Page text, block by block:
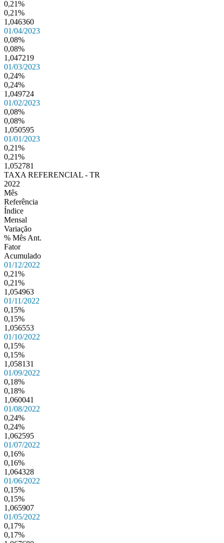
0,21%
0,21%
1,046360
01/04/2023
0,08%
0,08%
1,047219
01/03/2023
0,24%
0,24%
1,049724
01/02/2023
0,08%
0,08%
1,050595
01/01/2023
0,21%
0,21%
1,052781
TAXA REFERENCIAL - TR
2022
Mês
Referência
Índice
Mensal
Variação
% Mês Ant.
Fator
Acumulado
01/12/2022
0,21%
0,21%
1,054963
01/11/2022
0,15%
0,15%
1,056553
01/10/2022
0,15%
0,15%
1,058131
01/09/2022
0,18%
0,18%
1,060041
01/08/2022
0,24%
0,24%
1,062595
01/07/2022
0,16%
0,16%
1,064328
01/06/2022
0,15%
0,15%
1,065907
01/05/2022
0,17%
0,17%